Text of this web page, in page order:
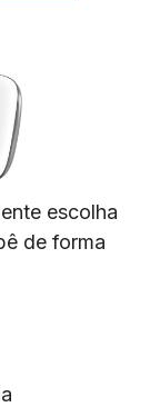
escolha
de forma